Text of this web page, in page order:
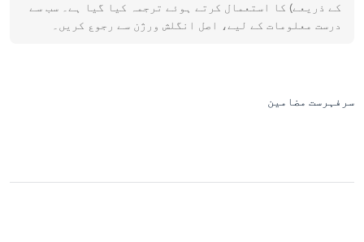
کے ذریعے) کا استعمال کرتے ہوئے ترجمہ کیا گیا ہے۔ سب سے
درست معلومات کے لیے، اصل انگلش ورژن سے رجوع کریں۔
سرفہرست مضامین